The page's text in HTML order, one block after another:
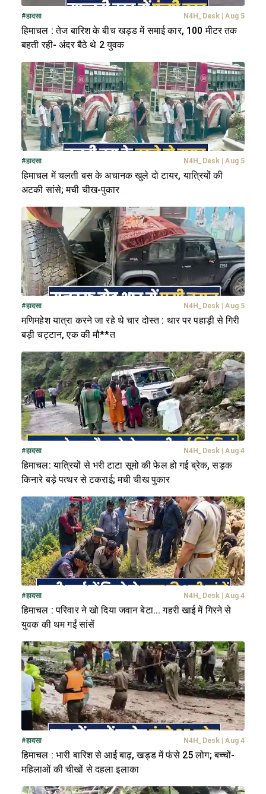
#हादसा N4H_Desk Aug 5
हिमाचल : तेज बारिश के बीच खड्ड में समाई कार, 100 मीटर तक
बहती रही- अंदर बैठे थे 2 युवक
#हादसा N4H_Desk Aug 5
हिमाचल में चलती बस के अचानक खुले दो टायर, यात्रियों की
अटकी सांसे; मची चीख-पुकार
#हादसा N4H_Desk Aug 5
मणिमहेश यात्रा करने जा रहे थे चार दोस्त : थार पर पहाड़ी से गिरी
बड़ी चट्टान, एक की मौ**त
#हादसा N4H_Desk Aug 4
हिमाचल: यात्रियों से भरी टाटा सूमो की फेल हो गई ब्रेक, सड़क
किनारे बड़े पत्थर से टकराई; मची चीख पुकार
#हादसा N4H_Desk Aug 4
हिमाचल : परिवार ने खो दिया जवान बेटा... गहरी खाई में गिरने से
युवक की थम गईं सांसें
#हादसा N4H_Desk Aug 4
हिमाचल : भारी बारिश से आई बाढ़, खड्ड में फंसे 25 लोग; बच्चों-
महिलाओं की चीखों से दहला इलाका